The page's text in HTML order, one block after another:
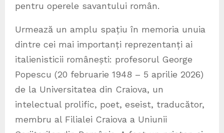
pentru operele savantului român.
Urmează un amplu spațiu în memoria unuia
dintre cei mai importanți reprezentanți ai
italienisticii românești: profesorul George
Popescu (20 februarie 1948 – 5 aprilie 2026)
de la Universitatea din Craiova, un
intelectual prolific, poet, eseist, traducător,
membru al Filialei Craiova a Uniunii